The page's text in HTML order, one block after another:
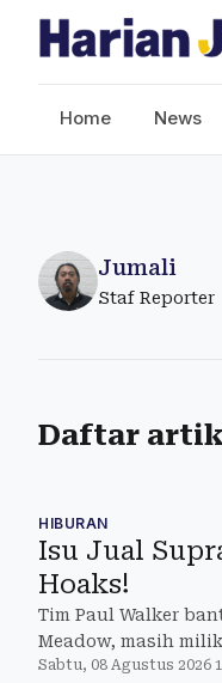
Home News
Jumali
Staf Reporter
Daftar
HIBURAN
Isu Jual
Hoaks!
Tim Paul Walker
Meadow, masih
Sabtu, 08 Agustus 2026